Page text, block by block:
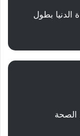
الدنيا بطول